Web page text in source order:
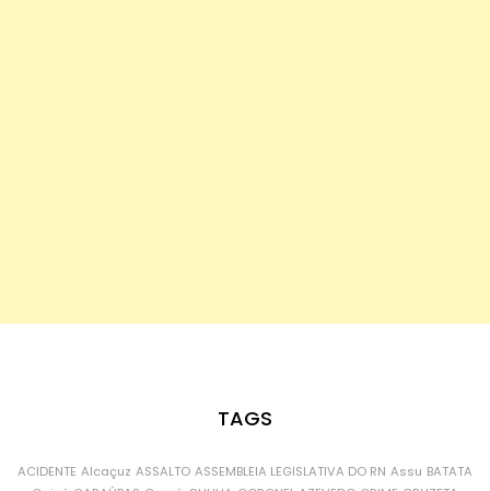
TAGS
ACIDENTE Alcaçuz ASSALTO ASSEMBLEIA LEGISLATIVA DO RN Assu BATATA